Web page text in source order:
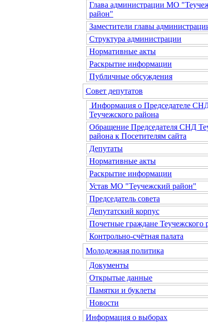
Глава администрации МО
район"
Заместители главы
Структура администрации
Нормативные акты
Раскрытие информации
Публичные обсуждения
Совет депутатов
Информация о Председателе
Теучежского района
Обращение Председателя СНД
района к Посетителям сайта
Депутаты
Нормативные акты
Раскрытие информации
Устав МО "Теучежский район"
Председатель совета
Депутатский корпус
Почетные граждане Теучежского
Контрольно-счётная палата
Молодежная политика
Документы
Открытые данные
Памятки и буклеты
Новости
Информация о выборах